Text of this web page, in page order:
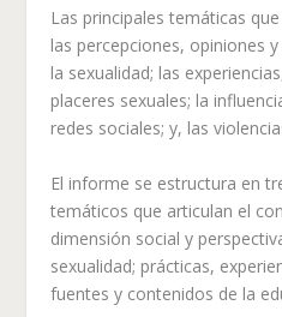
Las principales temáticas
las percepciones, opiniones
la sexualidad; las
placeres sexuales; la
redes sociales; y, las
El informe se estructura en
temáticos que articulan el
dimensión social y
sexualidad; prácticas,
fuentes y contenidos de la